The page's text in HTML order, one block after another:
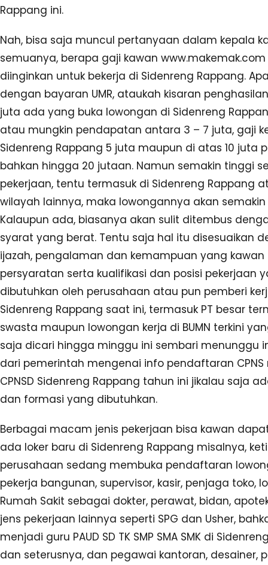
Rappang ini.
Nah, bisa saja muncul pertanyaan dalam kepala
semuanya, berapa gaji kawan
diinginkan untuk bekerja di Sidenreng Rappang.
dengan bayaran UMR, ataukah kisaran
juta ada yang buka lowongan di Sidenreng
atau mungkin pendapatan antara 3 – 7 juta, gaji
Sidenreng Rappang 5 juta maupun di atas 10 juta
bahkan hingga 20 jutaan. Namun semakin tinggi
pekerjaan, tentu termasuk di Sidenreng Rappang
wilayah lainnya, maka lowongannya akan
Kalaupun ada, biasanya akan sulit ditembus
syarat yang berat. Tentu saja hal itu disesuaikan
ijazah, pengalaman dan kemampuan yang kawan
persyaratan serta kualifikasi dan posisi pekerjaan
dibutuhkan oleh perusahaan atau pun pemberi
Sidenreng Rappang saat ini, termasuk PT besar
swasta maupun lowongan kerja di BUMN terkini
saja dicari hingga minggu ini sembari menunggu
dari pemerintah mengenai info pendaftaran CPNS
CPNSD Sidenreng Rappang tahun ini jikalau saja
dan formasi yang dibutuhkan.
Berbagai macam jenis pekerjaan bisa kawan
ada loker baru di Sidenreng Rappang misalnya,
perusahaan sedang membuka pendaftaran
pekerja bangunan, supervisor, kasir, penjaga toko,
Rumah Sakit sebagai dokter, perawat, bidan,
jens pekerjaan lainnya seperti SPG dan Usher,
menjadi guru PAUD SD TK SMP SMA SMK di
dan seterusnya, dan pegawai kantoran, desainer,